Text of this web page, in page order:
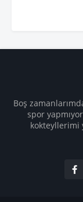
Boş
spor
kokteyllerimi